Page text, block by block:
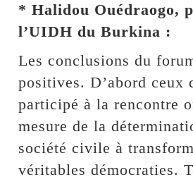
* Halidou Ouédraogo,
l’UIDH du Burkina :
Les conclusions du
positives. D’abord ceux
participé à la rencontre
mesure de la
société civile à
véritables démocraties.